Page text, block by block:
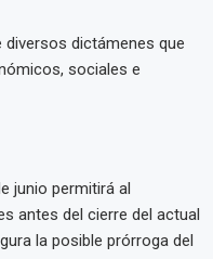
dictámenes que
sociales e
junio permitirá al
antes del cierre del actual
la posible prórroga del